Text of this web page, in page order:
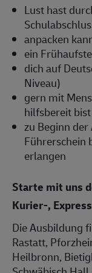
Lust hast
anpacken
ein
dich auf
Niveau)
gern mit
hilfsbereit bist
zu Beginn
Führerschein
erlangen
Starte mit uns
Kurier-,
Die Ausbildung
Rastatt,
Heilbronn,